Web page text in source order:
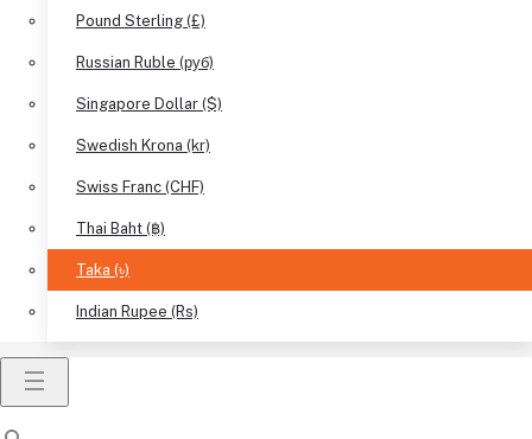
Pound Sterling (£)
Russian Ruble (руб)
Singapore Dollar ($)
Swedish Krona (kr)
Swiss Franc (CHF)
Thai Baht (฿)
Taka (৳)
Indian Rupee (Rs)